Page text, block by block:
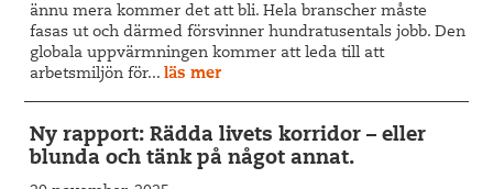
ännu mera kommer det att bli. Hela branscher måste
fasas ut och därmed försvinner hundratusentals jobb. Den
globala uppvärmningen kommer att leda till att
arbetsmiljön för...läs mer
Ny rapport: Rädda livets korridor – eller
blunda och tänk på något annat.